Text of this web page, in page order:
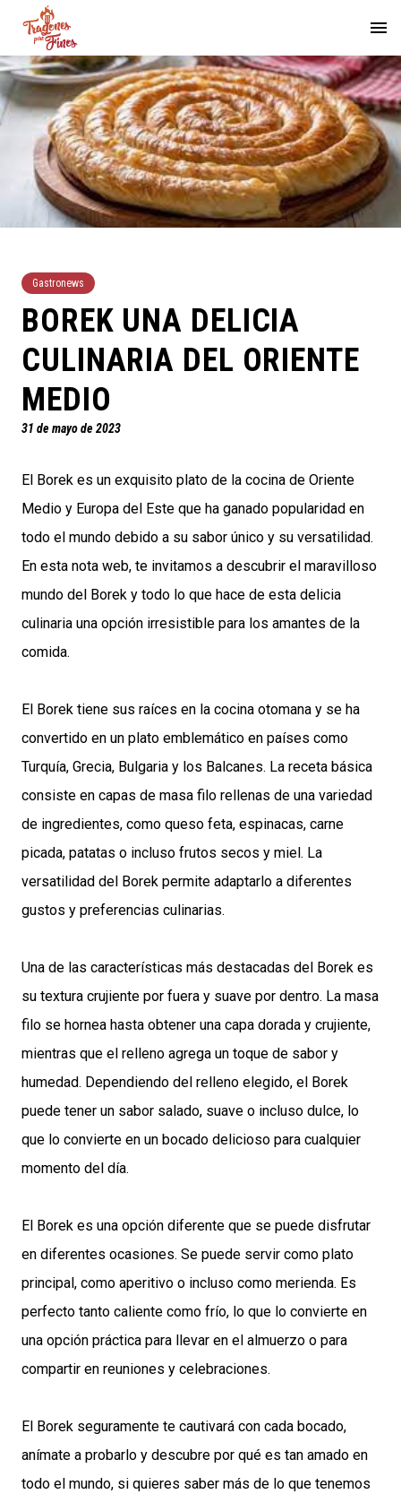
Gastronews
BOREK UNA DELICIA
CULINARIA DEL ORIENTE
MEDIO
31 de mayo de 2023
El Borek es un exquisito plato de la cocina de Oriente
Medio y Europa del Este que ha ganado popularidad en
todo el mundo debido a su sabor único y su versatilidad.
En esta nota web, te invitamos a descubrir el maravilloso
mundo del Borek y todo lo que hace de esta delicia
culinaria una opción irresistible para los amantes de la
comida.
El Borek tiene sus raíces en la cocina otomana y se ha
convertido en un plato emblemático en países como
Turquía, Grecia, Bulgaria y los Balcanes. La receta básica
consiste en capas de masa filo rellenas de una variedad
de ingredientes, como queso feta, espinacas, carne
picada, patatas o incluso frutos secos y miel. La
versatilidad del Borek permite adaptarlo a diferentes
gustos y preferencias culinarias.
Una de las características más destacadas del Borek es
su textura crujiente por fuera y suave por dentro. La masa
filo se hornea hasta obtener una capa dorada y crujiente,
mientras que el relleno agrega un toque de sabor y
humedad. Dependiendo del relleno elegido, el Borek
puede tener un sabor salado, suave o incluso dulce, lo
que lo convierte en un bocado delicioso para cualquier
momento del día.
El Borek es una opción diferente que se puede disfrutar
en diferentes ocasiones. Se puede servir como plato
principal, como aperitivo o incluso como merienda. Es
perfecto tanto caliente como frío, lo que lo convierte en
una opción práctica para llevar en el almuerzo o para
compartir en reuniones y celebraciones.
El Borek seguramente te cautivará con cada bocado,
anímate a probarlo y descubre por qué es tan amado en
todo el mundo, si quieres saber más de lo que tenemos